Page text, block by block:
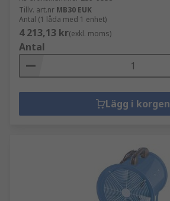
Tillv. art.nr MB30 EUK
Antal (1 låda med 1 enhet)
4 213,13 kr(exkl. moms)
Antal
Lägg i korgen